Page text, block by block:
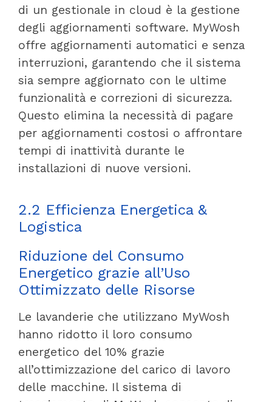
di un gestionale in cloud è la gestione
degli aggiornamenti software. MyWosh
offre aggiornamenti automatici e senza
interruzioni, garantendo che il sistema
sia sempre aggiornato con le ultime
funzionalità e correzioni di sicurezza.
Questo elimina la necessità di pagare
per aggiornamenti costosi o affrontare
tempi di inattività durante le
installazioni di nuove versioni.
2.2 Efficienza Energetica &
Logistica
Riduzione del Consumo
Energetico grazie all’Uso
Ottimizzato delle Risorse
Le lavanderie che utilizzano MyWosh
hanno ridotto il loro consumo
energetico del 10% grazie
all’ottimizzazione del carico di lavoro
delle macchine. Il sistema di